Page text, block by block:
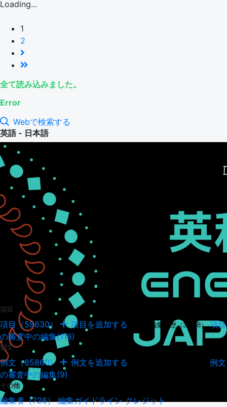
Loading...
1
2
全て読み込みました。
Error
Webで検索する
英語 - 日本語
項目
項目（59630） 項目を追加する 項目の編集履歴（34948） 項目
の審査中の編集(116)
例文
例文（65860） 例文を追加する
例文
の審査中の編集(9)
その他
編集者（726）編集ガイドラインクレジット